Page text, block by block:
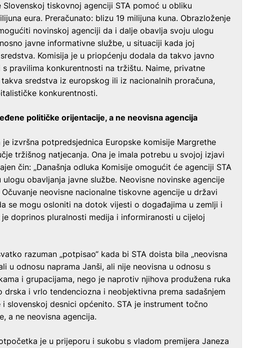
tiskovnoj agenciji STA pomoć u obliku
eura. Preračunato: blizu 19 milijuna kuna. Obrazloženje
novinskoj agenciji da i dalje obavlja svoju ulogu
javne informativne službe, u situaciji kada joj
Komisija je u priopćenju dodala da takvo javno
pravilima konkurentnosti na tržištu. Naime, privatne
sredstva iz europskog ili iz nacionalnih proračuna,
konkurentnosti.
političke orijentacije, a ne neovisna agencija
izvršna potpredsjednica Europske komisije Margrethe
tržišnog natjecanja. Ona je imala potrebu u svojoj izjavi
čin: „Današnja odluka Komisije omogućit će agenciji STA
obavljanja javne službe. Neovisne novinske agencije
neovisne nacionalne tiskovne agencije u državi
se mogu osloniti na dotok vijesti o događajima u zemlji i
doprinos pluralnosti medija i informiranosti u cijeloj
razuman „potpisao“ kada bi STA doista bila „neovisna
u odnosu naprama Janši, ali nije neovisna u odnosu s
i grupacijama, nego je naprotiv njihova produžena ruka
i vrlo tendenciozna i neobjektivna prema sadašnjem
slovenskoj desnici općenito. STA je instrument točno
a ne neovisna agencija.
je u prijeporu i sukobu s vladom premijera Janeza